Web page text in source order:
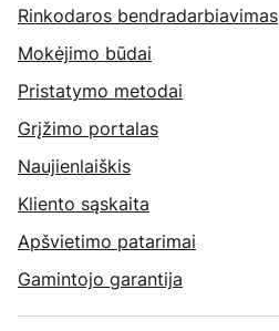
Rinkodaros bendradarbiavimas
Mokėjimo būdai
Pristatymo metodai
Grįžimo portalas
Naujienlaiškis
Kliento sąskaita
Apšvietimo patarimai
Gamintojo garantija